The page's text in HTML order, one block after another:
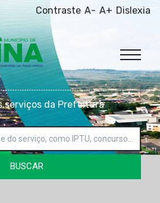
Contraste A- A+ Dislexia
serviços da Prefeitura
BUSCAR